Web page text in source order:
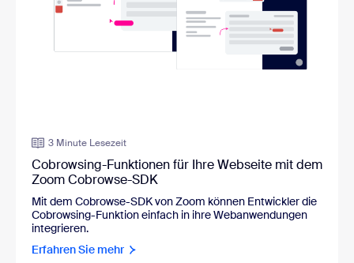
3 Minute Lesezeit
Cobrowsing-Funktionen für Ihre Webseite mit dem
Zoom Cobrowse-SDK
Mit dem Cobrowse-SDK von Zoom können Entwickler die
Cobrowsing-Funktion einfach in ihre Webanwendungen
integrieren.
Erfahren Sie mehr